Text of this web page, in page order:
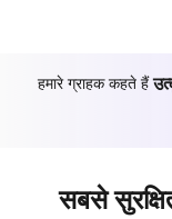
हमारे ग्राहक कहते हैं
सबसे